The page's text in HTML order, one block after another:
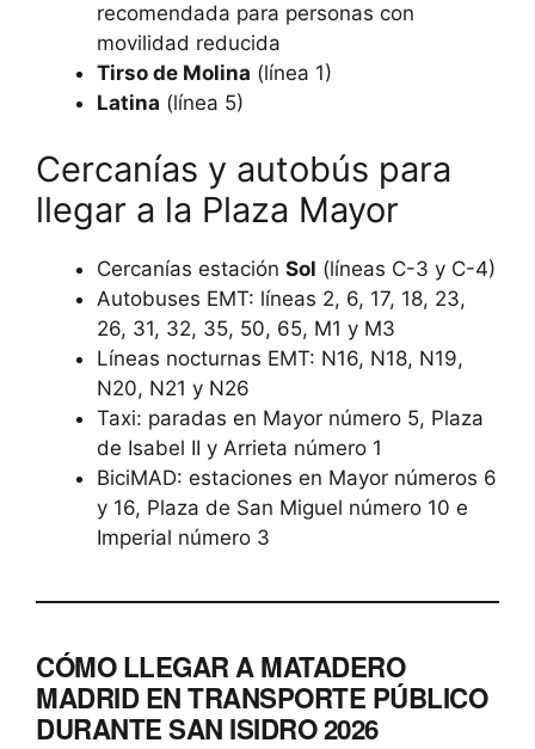
recomendada para personas con
movilidad reducida
Tirso de Molina (línea 1)
Latina (línea 5)
Cercanías y autobús para
llegar a la Plaza Mayor
Cercanías estación Sol (líneas C-3 y C-4)
Autobuses EMT: líneas 2, 6, 17, 18, 23,
26, 31, 32, 35, 50, 65, M1 y M3
Líneas nocturnas EMT: N16, N18, N19,
N20, N21 y N26
Taxi: paradas en Mayor número 5, Plaza
de Isabel II y Arrieta número 1
BiciMAD: estaciones en Mayor números 6
y 16, Plaza de San Miguel número 10 e
Imperial número 3
CÓMO LLEGAR A MATADERO
MADRID EN TRANSPORTE PÚBLICO
DURANTE SAN ISIDRO 2026